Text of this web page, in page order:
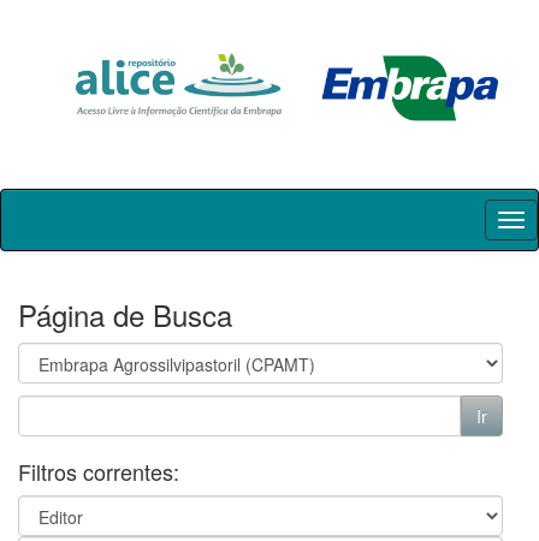
Skip
Página de Busca
Filtros correntes: